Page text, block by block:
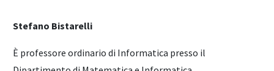
Stefano Bistarelli
È professore ordinario di Informatica presso il